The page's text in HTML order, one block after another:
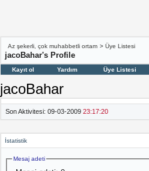
Az şekerli, çok muhabbetli ortam > Üye Listesi
jacoBahar's Profile
Kayıt ol Yardım Üye Listesi
jacoBahar
Son Aktivitesi: 09-03-2009 23:17:20
İstatistik
Mesaj adeti